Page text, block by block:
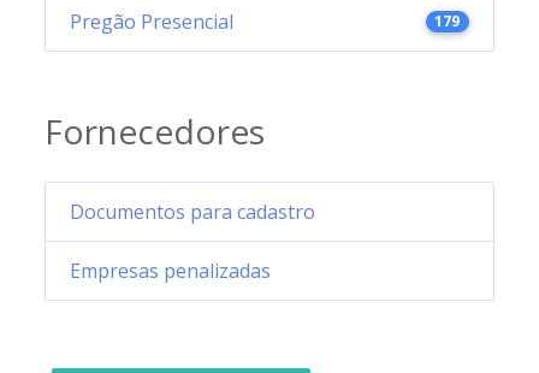
Pregão Presencial 179
Fornecedores
Documentos para cadastro
Empresas penalizadas